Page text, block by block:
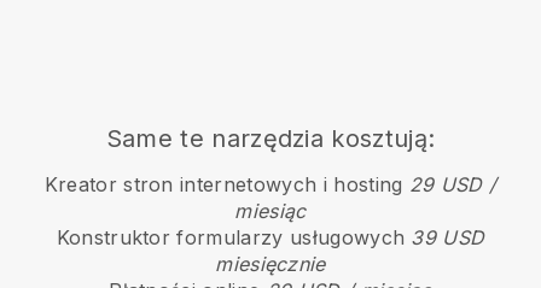
Same te narzędzia kosztują:
Kreator stron internetowych i hosting 29 USD /
miesiąc
Konstruktor formularzy usługowych 39 USD
miesięcznie